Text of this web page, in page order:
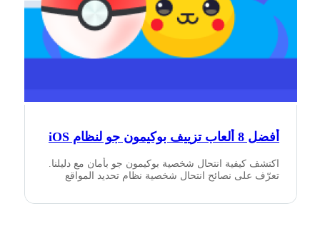
أفضل 8 ألعاب تزييف بوكيمون جو لنظام iOS
اكتشف كيفية انتحال شخصية بوكيمون جو بأمان مع دليلنا.
تعرّف على نصائح انتحال شخصية نظام تحديد المواقع